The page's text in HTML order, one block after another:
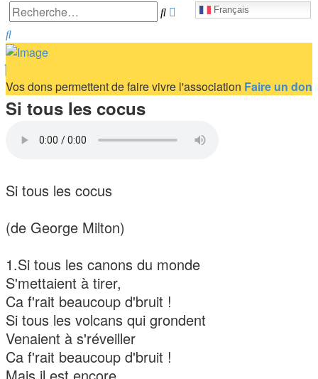
Français
Rechercher
Recherche
Rechercher
Vos dons permettent de faire vivre l'association Faire un don
Si tous les cocus
Si tous les cocus
(de George Milton)
1.Si tous les canons du monde
S'mettaient à tirer,
Ca f'rait beaucoup d'bruit !
Si tous les volcans qui grondent
Venaient à s'réveiller
Ca f'rait beaucoup d'bruit !